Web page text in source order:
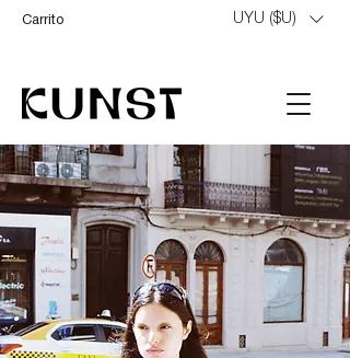
Carrito UYU ($U)